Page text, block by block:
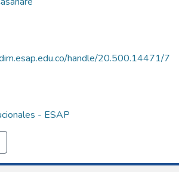
handle/20.500.14471/7
- ESAP